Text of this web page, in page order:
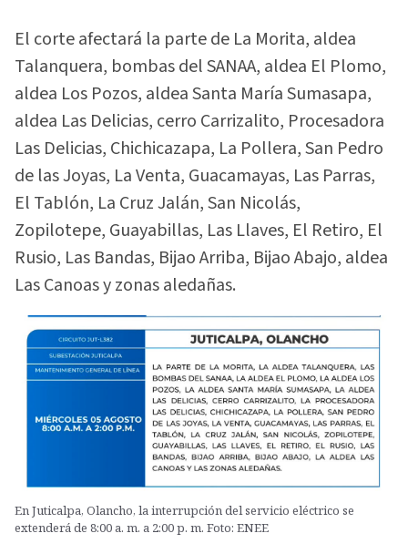
El corte afectará la parte de La Morita, aldea
Talanquera, bombas del SANAA, aldea El Plomo,
aldea Los Pozos, aldea Santa María Sumasapa,
aldea Las Delicias, cerro Carrizalito, Procesadora
Las Delicias, Chichicazapa, La Pollera, San Pedro
de las Joyas, La Venta, Guacamayas, Las Parras,
El Tablón, La Cruz Jalán, San Nicolás,
Zopilotepe, Guayabillas, Las Llaves, El Retiro, El
Rusio, Las Bandas, Bijao Arriba, Bijao Abajo, aldea
Las Canoas y zonas aledañas.
En Juticalpa, Olancho, la interrupción del servicio eléctrico se
extenderá de 8:00 a. m. a 2:00 p. m. Foto: ENEE